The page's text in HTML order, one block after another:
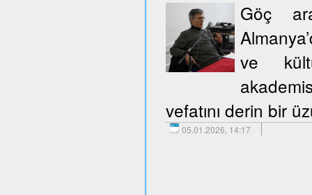
Göç
ve
vefatını derin bir
05.01.2026, 14:17